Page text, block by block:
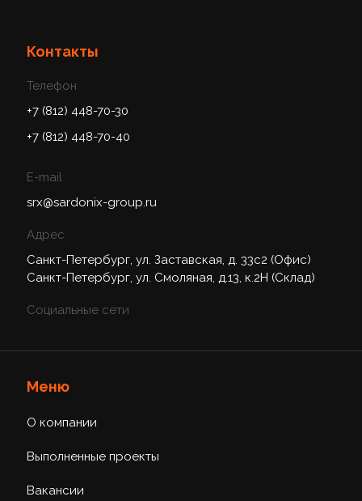
Контакты
Телефон
+7 (812) 448-70-30
+7 (812) 448-70-40
E-mail
srx@sardonix-group.ru
Адрес
Санкт-Петербург, ул. Заставская, д. 33с2 (Офис)
Санкт-Петербург, ул. Смоляная, д.13, к.2Н (Склад)
Социальные сети
Меню
О компании
Выполненные проекты
Вакансии